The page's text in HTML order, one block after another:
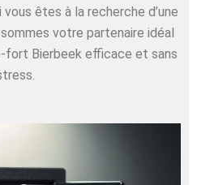
vous êtes à la recherche d’une
votre partenaire idéal
fort Bierbeek efficace et sans